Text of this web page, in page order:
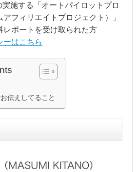
施する「オートパイロットプロ
フィリエイトプロジェクト）」
レポートを受け取られた方
ーはこちら
伝えしてること